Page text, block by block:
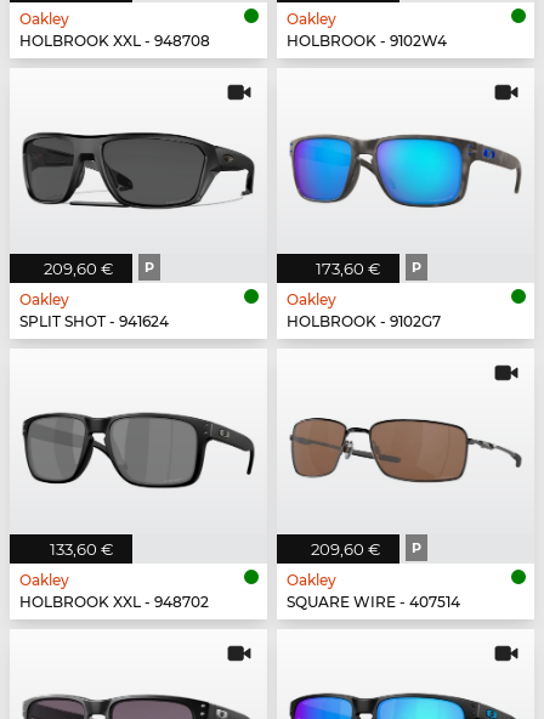
Oakley
HOLBROOK XXL - 948708
Oakley
HOLBROOK - 9102W4
209,60 € P
Oakley
SPLIT SHOT - 941624
173,60 € P
Oakley
HOLBROOK - 9102G7
133,60 €
Oakley
HOLBROOK XXL - 948702
209,60 € P
Oakley
SQUARE WIRE - 407514